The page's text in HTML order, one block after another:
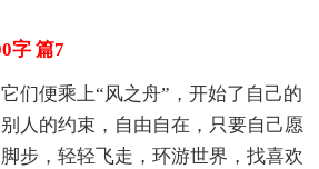
字 篇7
们便乘上“风之舟”，开始了自己的
人的约束，自由自在，只要自己愿
步，轻轻飞走，环游世界，找喜欢